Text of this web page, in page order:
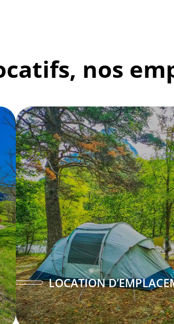
nos
LOCATION